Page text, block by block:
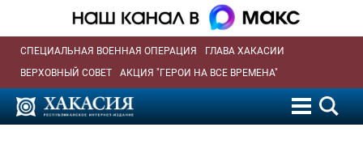
СПЕЦИАЛЬНАЯ ВОЕННАЯ ОПЕРАЦИЯ
ГЛАВА ХАКАСИИ
ВЕРХОВНЫЙ СОВЕТ
АКЦИЯ "ГЕРОИ НА ВСЕ ВРЕМЕНА"